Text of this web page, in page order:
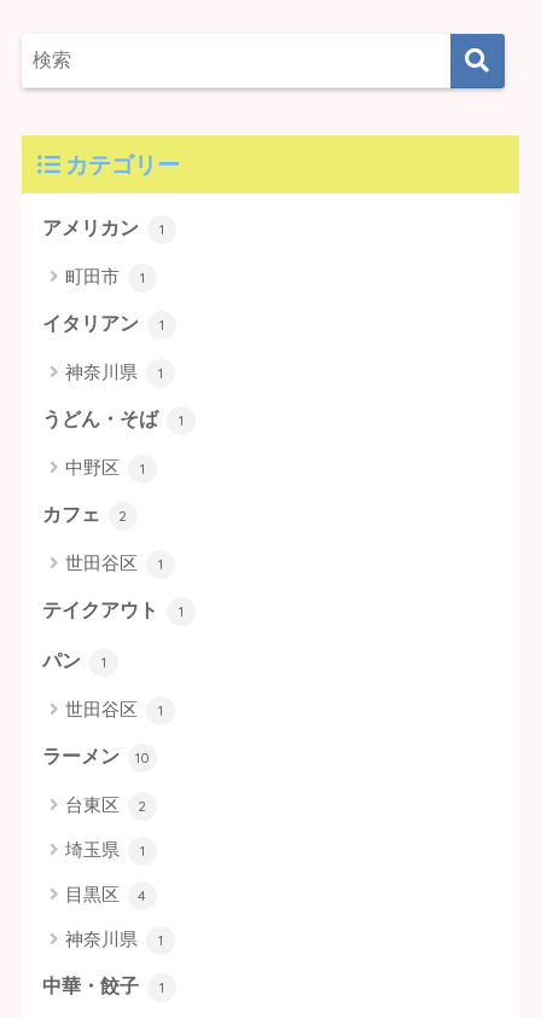
カテゴリー
アメリカン 1
町田市 1
イタリアン 1
神奈川県 1
うどん・そば 1
中野区 1
カフェ 2
世田谷区 1
テイクアウト 1
パン 1
世田谷区 1
ラーメン 10
台東区 2
埼玉県 1
目黒区 4
神奈川県 1
中華・餃子 1